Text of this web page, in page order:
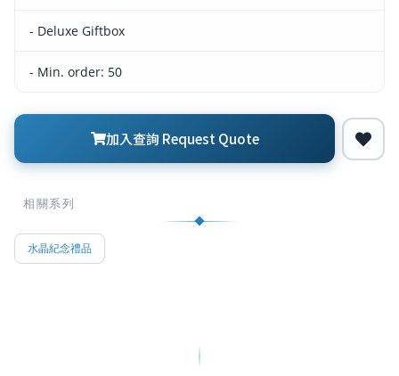
- Deluxe Giftbox
- Min. order: 50
加入查詢 Request Quote
相關系列
水晶紀念禮品